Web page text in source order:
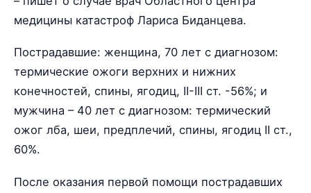
медицины катастроф Лариса Биданцева.
Пострадавшие: женщина, 70 лет с диагнозом:
термические ожоги верхних и нижних
конечностей, спины, ягодиц, ІІ-ІІІ ст. -56%; и
мужчина – 40 лет с диагнозом: термический
ожог лба, шеи, предплечий, спины, ягодиц II ст.,
60%.
После оказания первой помощи пострадавших